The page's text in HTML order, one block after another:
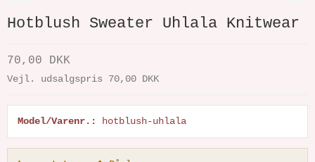
Hotblush Sweater Uhlala Knitwear
70,00 DKK
Vejl. udsalgspris 70,00 DKK
Model/Varenr.: hotblush-uhlala